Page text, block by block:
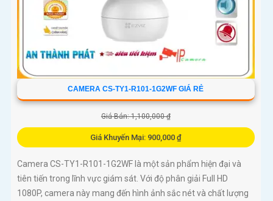
CAMERA CS-TY1-R101-1G2WF GIÁ RẺ
Giá Bán: 1,100,000 ₫
Giá Khuyến Mại: 900,000 ₫
Camera CS-TY1-R101-1G2WF là một sản phẩm hiện đại và
tiên tiến trong lĩnh vực giám sát. Với độ phân giải Full HD
1080P, camera này mang đến hình ảnh sắc nét và chất lượng